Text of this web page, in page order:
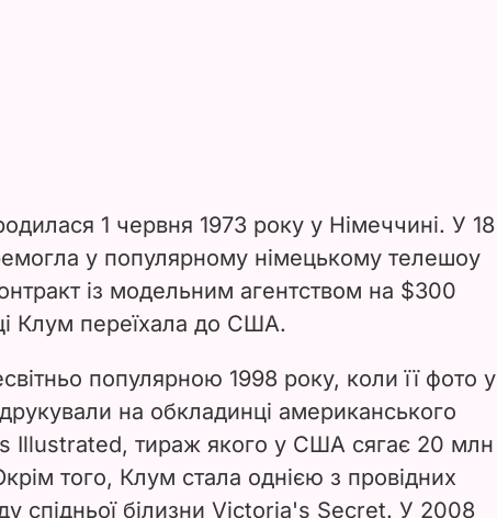
1 червня 1973 року у Німеччині. У 18
у популярному німецькому телешоу
із модельним агентством на $300
Клум переїхала до США.
популярною 1998 року, коли її фото у
на обкладинці американського
Illustrated, тираж якого у США сягає 20 млн
того, Клум стала однією з провідних
спідньої білизни Victoria's Secret. У 2008